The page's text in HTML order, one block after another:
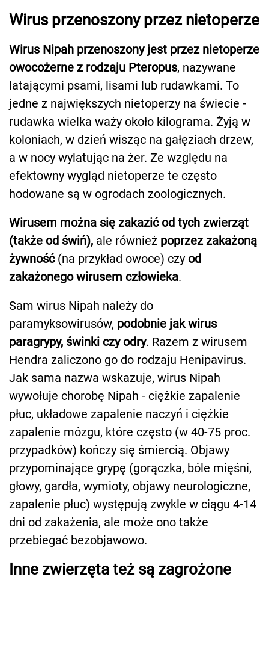
Wirus przenoszony przez nietoperze
Wirus Nipah przenoszony jest przez nietoperze
owocożerne z rodzaju Pteropus, nazywane
latającymi psami, lisami lub rudawkami. To
jedne z największych nietoperzy na świecie -
rudawka wielka waży około kilograma. Żyją w
koloniach, w dzień wisząc na gałęziach drzew,
a w nocy wylatując na żer. Ze względu na
efektowny wygląd nietoperze te często
hodowane są w ogrodach zoologicznych.
Wirusem można się zakazić od tych zwierząt
(także od świń), ale również poprzez zakażoną
żywność (na przykład owoce) czy od
zakażonego wirusem człowieka.
Sam wirus Nipah należy do
paramyksowirusów, podobnie jak wirus
paragrypy, świnki czy odry. Razem z wirusem
Hendra zaliczono go do rodzaju Henipavirus.
Jak sama nazwa wskazuje, wirus Nipah
wywołuje chorobę Nipah - ciężkie zapalenie
płuc, układowe zapalenie naczyń i ciężkie
zapalenie mózgu, które często (w 40-75 proc.
przypadków) kończy się śmiercią. Objawy
przypominające grypę (gorączka, bóle mięśni,
głowy, gardła, wymioty, objawy neurologiczne,
zapalenie płuc) występują zwykle w ciągu 4-14
dni od zakażenia, ale może ono także
przebiegać bezobjawowo.
Inne zwierzęta też są zagrożone